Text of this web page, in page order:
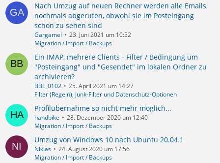
Nach Umzug auf neuen Rechner werden alle Emails
nochmals abgerufen, obwohl sie im Posteingang
schon zu sehen sind
Gargamel
23. Juni 2021 um 10:52
Migration / Import / Backups
Ein IMAP, mehrere Clients - Filter / Bedingung um
"Posteingang" und "Gesendet" im lokalen Ordner zu
archivieren?
BBL_0102
25. April 2021 um 14:27
Filter (Regeln), Junk-Filter und Datenschutz-Optionen
Profilübernahme so nicht mehr möglich...
handbike
28. Dezember 2020 um 12:40
Migration / Import / Backups
Umzug von Windows 10 nach Ubuntu 20.04.1
Niklas
24. August 2020 um 17:56
Migration / Import / Backups